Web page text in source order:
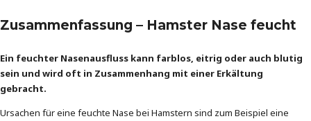
Zusammenfassung – Hamster Nase feucht
Ein feuchter Nasenausfluss kann farblos, eitrig oder auch blutig
sein und wird oft in Zusammenhang mit einer Erkältung
gebracht.
Ursachen für eine feuchte Nase bei Hamstern sind zum Beispiel eine